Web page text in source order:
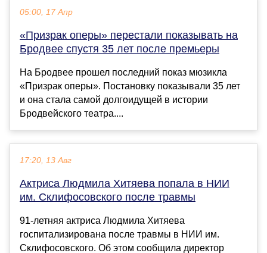
05:00, 17 Апр
«Призрак оперы» перестали показывать на
Бродвее спустя 35 лет после премьеры
На Бродвее прошел последний показ мюзикла
«Призрак оперы». Постановку показывали 35 лет
и она стала самой долгоидущей в истории
Бродвейского театра....
17:20, 13 Авг
Актриса Людмила Хитяева попала в НИИ
им. Склифосовского после травмы
91-летняя актриса Людмила Хитяева
госпитализирована после травмы в НИИ им.
Склифосовского. Об этом сообщила директор